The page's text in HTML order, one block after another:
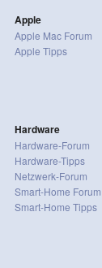
Apple
Apple Mac Forum
Apple Tipps
Hardware
Hardware-Forum
Hardware-Tipps
Netzwerk-Forum
Smart-Home Forum
Smart-Home Tipps